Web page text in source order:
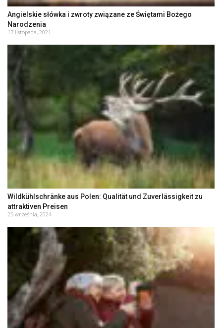
Angielskie słówka i zwroty związane ze Świętami Bożego
Narodzenia
17 listopada, 2021
Wildkühlschränke aus Polen: Qualität und Zuverlässigkeit zu
attraktiven Preisen
25 września, 2024